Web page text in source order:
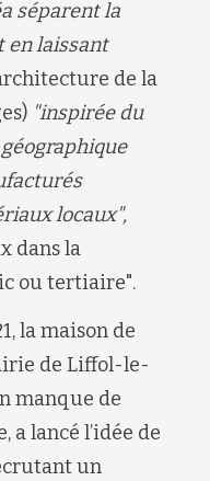
séparent la
en laissant
de la
"inspirée du
géographique
locaux",
dans la
ou tertiaire".
la maison de
de Liffol-le-
manque de
lancé l’idée de
un